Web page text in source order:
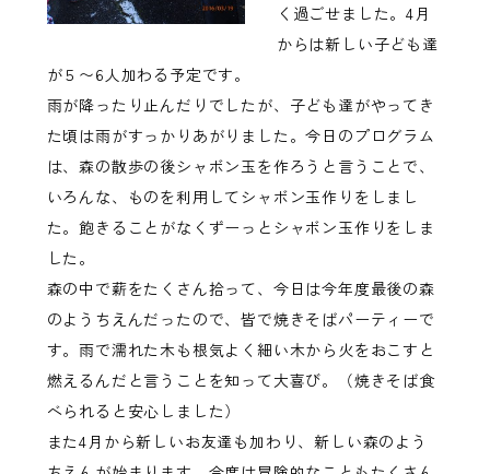
く過ごせました。4月
からは新しい子ども達
が５〜6人加わる予定です。
雨が降ったり止んだりでしたが、子ども達がやってき
た頃は雨がすっかりあがりました。今日のプログラム
は、森の散歩の後シャボン玉を作ろうと言うことで、
いろんな、ものを利用してシャボン玉作りをしまし
た。飽きることがなくずーっとシャボン玉作りをしま
した。
森の中で薪をたくさん拾って、今日は今年度最後の森
のようちえんだったので、皆で焼きそばパーティーで
す。雨で濡れた木も根気よく細い木から火をおこすと
燃えるんだと言うことを知って大喜び。（焼きそば食
べられると安心しました）
また4月から新しいお友達も加わり、新しい森のよう